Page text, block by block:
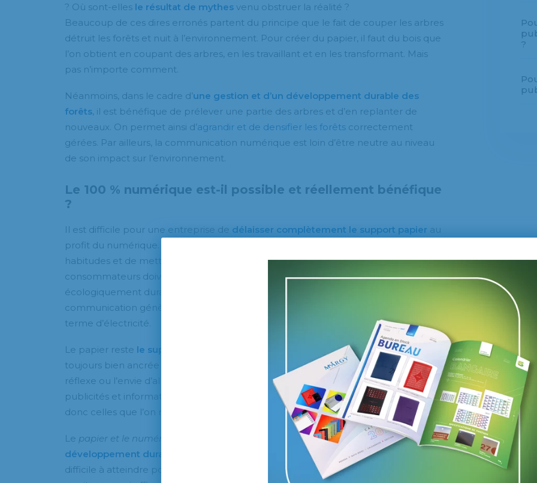
? Où sont-elles le résultat de mythes venu obstruer la réalité ?
Beaucoup de ces dires erronés partent du principe que le fait de couper les arbres
détruit les forêts et nuit à l’environnement. Pour créer du papier, il faut du bois que
l’on obtient en coupant des arbres, en les travaillant et en les transformant. Mais
pas n’importe comment.
Néanmoins, dans le cadre d’une gestion et d’un développement durable des
forêts, il est bénéfique de prélever une partie des arbres et d’en replanter de
nouveaux. On permet ainsi d’agrandir et de densifier les forêts correctement
gérées. Par ailleurs, la communication numérique est loin d’être neutre au niveau
de son impact sur l’environnement.
Le 100 % numérique est-il possible et réellement bénéfique
?
Il est difficile pour une entreprise de délaisser complètement le support papier au
profit du numérique. Cela demande aux divers collaborateurs de bouleverser leurs
habitudes et de mettre en place une organisation tout à fait inédite. De plus, les
consommateurs doivent approuver et suivre ce changement, qui ne se veut pas si
écologiquement durable qu’il n’y paraît. Les technologies de l’information et de la
communication génèrent la sixième demande mondiale la plus importante en
terme d’électricité.
Le papier reste le support préféré des consommateurs
et son utilisation est
toujours bien ancrée dans leurs habitudes. Beaucoup d’entre eux n’ont pas le
réflexe ou l’envie d’aller éplucher leurs mails pour prendre connaissance des
publicités et informations de l’entreprise. Les publicités les plus consultées restent
donc celles que l’on reçoit au format papier dans nos boîtes aux lettres.
Le papier et le numérique ont tous deux une place à jouer pour l’
avenir du
développement durable
. Puis l’objectif « zéro papier » reste pour l’instant très
difficile à atteindre pour les entreprises. L’organisation TWO SIDES a prouvé qu’il ne
?